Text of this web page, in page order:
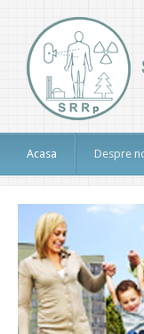
Acasa Despre